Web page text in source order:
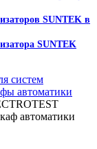
SUNTEK в
SUNTEK
систем
автоматики
автоматики